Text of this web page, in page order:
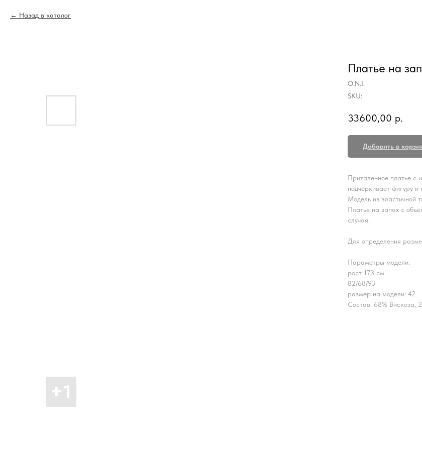
Назад в каталог
Платье на
O.N.I.
SKU:
33600,00 р.
Добавить в
Приталенное платье с
подчеркивает фигуру
Модель из эластичной
Платье на запах с
случая.
Для определения
Параметры модели:
рост 173 см
82/68/93
размер на модели: 42
Состав: 68% Вискоза,